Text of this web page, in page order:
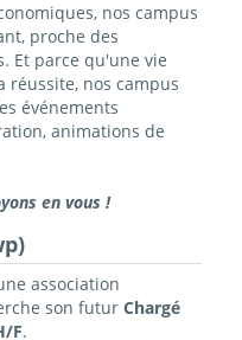
nos campus
proche des
Et parce qu'une vie
nos campus
événements
animations de
en vous !
association
son futur Chargé
F.